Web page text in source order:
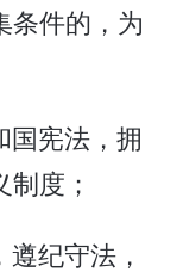
条件的，为
国宪法，拥
度；
遵纪守法，